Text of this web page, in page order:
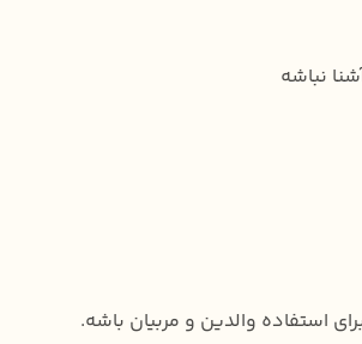
نباشه‌
استفاده والدین و مربیان باشه.